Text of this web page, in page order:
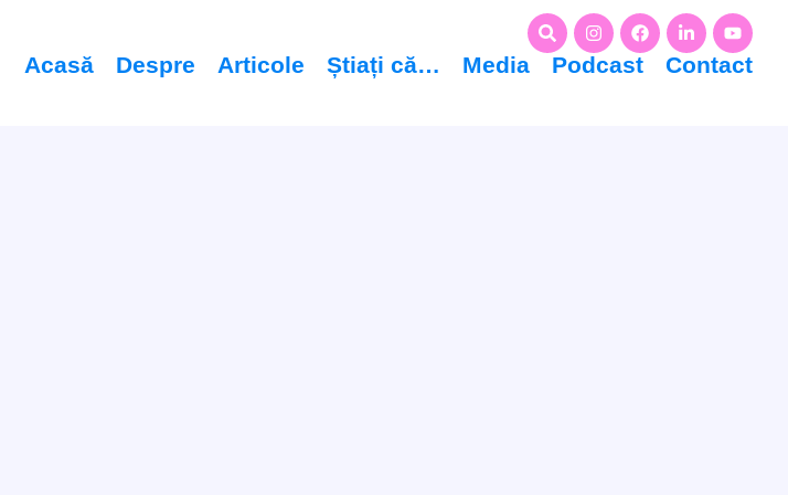
Acasă Despre Articole Știați că… Media Podcast Contact